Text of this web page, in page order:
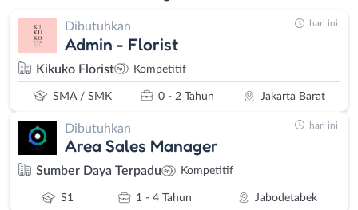
Dibutuhkan
Admin - Florist
Kikuko Florist Kompetitif
SMA / SMK 0 - 2 Tahun Jakarta Barat
hari ini
Dibutuhkan
Area Sales Manager
Sumber Daya Terpadu Kompetitif
S1 1 - 4 Tahun Jabodetabek
hari ini